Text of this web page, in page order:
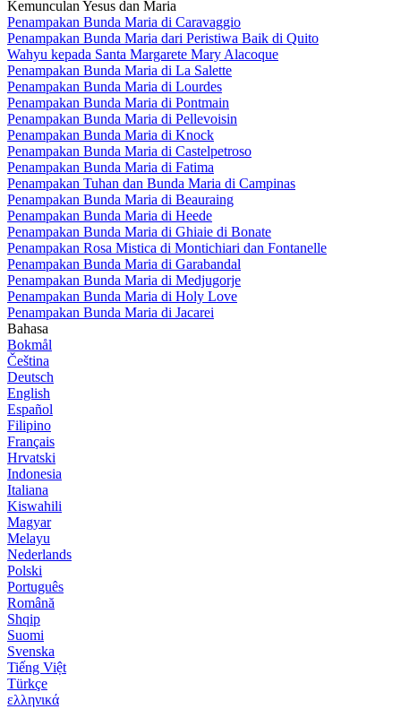
Kemunculan Yesus dan Maria
Penampakan Bunda Maria di Caravaggio
Penampakan Bunda Maria dari Peristiwa Baik di Quito
Wahyu kepada Santa Margarete Mary Alacoque
Penampakan Bunda Maria di La Salette
Penampakan Bunda Maria di Lourdes
Penampakan Bunda Maria di Pontmain
Penampakan Bunda Maria di Pellevoisin
Penampakan Bunda Maria di Knock
Penampakan Bunda Maria di Castelpetroso
Penampakan Bunda Maria di Fatima
Penampakan Tuhan dan Bunda Maria di Campinas
Penampakan Bunda Maria di Beauraing
Penampakan Bunda Maria di Heede
Penampakan Bunda Maria di Ghiaie di Bonate
Penampakan Rosa Mistica di Montichiari dan Fontanelle
Penampakan Bunda Maria di Garabandal
Penampakan Bunda Maria di Medjugorje
Penampakan Bunda Maria di Holy Love
Penampakan Bunda Maria di Jacarei
Bahasa
Bokmål
Čeština
Deutsch
English
Español
Filipino
Français
Hrvatski
Indonesia
Italiana
Kiswahili
Magyar
Melayu
Nederlands
Polski
Português
Română
Shqip
Suomi
Svenska
Tiếng Việt
Türkçe
ελληνικά